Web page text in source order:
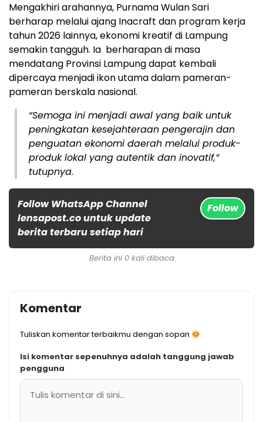
Mengakhiri arahannya, Purnama Wulan Sari
berharap melalui ajang Inacraft dan program kerja
tahun 2026 lainnya, ekonomi kreatif di Lampung
semakin tangguh. Ia berharapan di masa
mendatang Provinsi Lampung dapat kembali
dipercaya menjadi ikon utama dalam pameran-
pameran berskala nasional.
“Semoga ini menjadi awal yang baik untuk
peningkatan kesejahteraan pengerajin dan
penguatan ekonomi daerah melalui produk-
produk lokal yang autentik dan inovatif,”
tutupnya.
Follow WhatsApp Channel
lensapost.co untuk update
berita terbaru setiap hari
Follow
Berita ini 0 kali dibaca
Komentar
Tuliskan komentar terbaikmu dengan sopan
Isi komentar sepenuhnya adalah tanggung jawab
pengguna